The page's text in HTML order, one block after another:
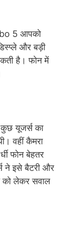
5 आपको
और बड़ी
है। फोन में
कुछ यूजर्स का
वहीं कैमरा
फोन बेहतर
ने इसे बैटरी और
को लेकर सवाल